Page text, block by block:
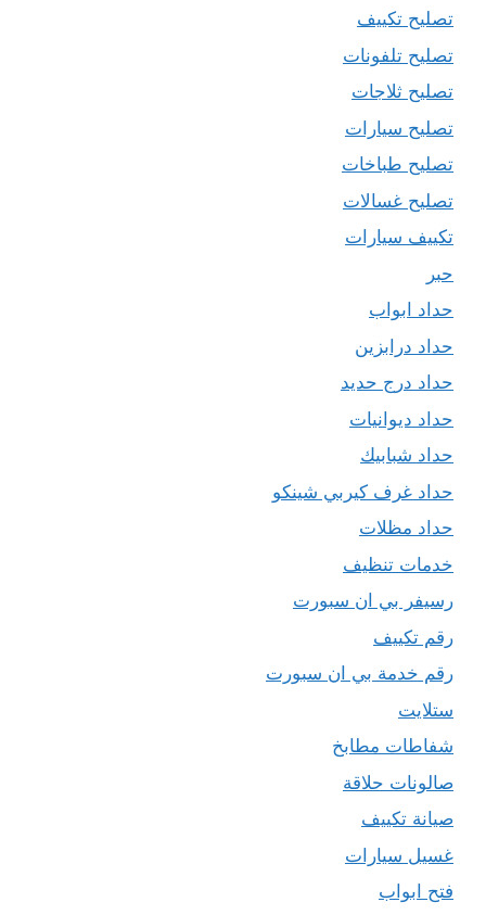
تصليح تكييف
تصليح تلفونات
تصليح ثلاجات
تصليح سيارات
تصليح طباخات
تصليح غسالات
تكييف سيارات
حبر
حداد ابواب
حداد درابزين
حداد درج حديد
حداد ديوانيات
حداد شبابيك
حداد غرف كيربي شينكو
حداد مظلات
خدمات تنظيف
رسيفر بي ان سبورت
رقم تكييف
رقم خدمة بي ان سبورت
ستلايت
شفاطات مطابخ
صالونات حلاقة
صيانة تكييف
غسيل سيارات
فتح ابواب